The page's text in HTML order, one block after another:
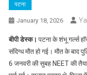
पटना
January 18, 2026
बीपी डेस्क। पटना के शंभू गर्ल्स
संदिग्ध मौत हो गई। मौत के बाद
6 जनवरी की सुबह NEET की